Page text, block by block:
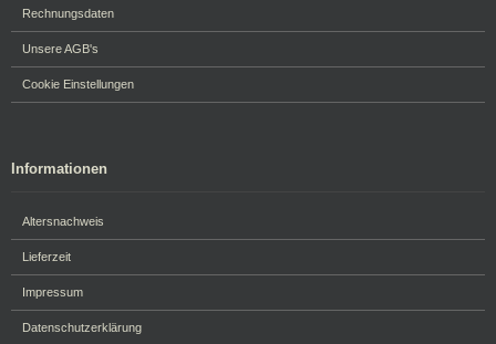
Rechnungsdaten
Unsere AGB's
Cookie Einstellungen
Informationen
Altersnachweis
Lieferzeit
Impressum
Datenschutzerklärung